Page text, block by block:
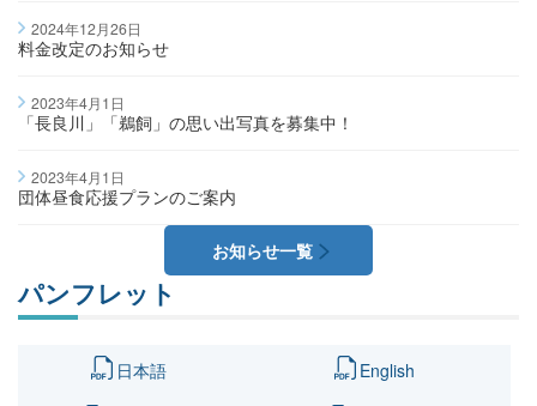
料金改定のお知らせ
2024年12月26日
「長良川」「鵜飼」の思い出写真を募集中！
2023年4月1日
団体昼食応援プランのご案内
2023年4月1日
お知らせ一覧
パンフレット
日本語 English